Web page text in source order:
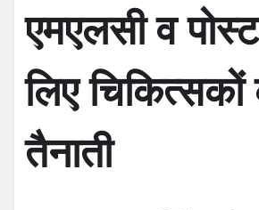
एमएलसी व
लिए चिकित्सकों
तैनाती